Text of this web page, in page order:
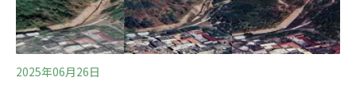
到下游，形成沖積扇，經過風化崩解等作用，最終成為肥
沃的沖積平原，這也是台灣西半部平原地區的成因。換句
話說，如果沒有造山運動、沒有崩塌和土石流，台灣不會
有西半部的居住區。陳振宇舉例，民俗上說「左青龍右白
2025年06月26日